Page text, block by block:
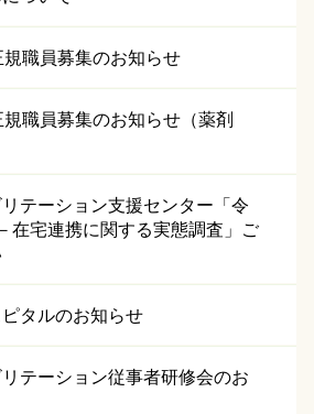
職員募集のお知らせ
職員募集のお知らせ（薬剤
テーション支援センター「令
在宅連携に関する実態調査」ご
タルのお知らせ
テーション従事者研修会のお